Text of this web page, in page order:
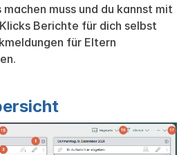
machen muss und du kannst mit
Berichte für dich selbst
für Eltern